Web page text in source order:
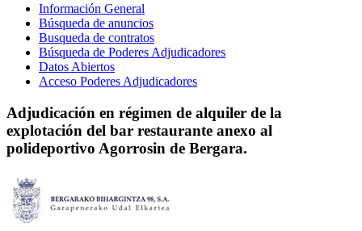
Información General
Búsqueda de anuncios
Busqueda de contratos
Búsqueda de Poderes Adjudicadores
Datos Abiertos
Acceso Poderes Adjudicadores
Adjudicación en régimen de alquiler de la
explotación del bar restaurante anexo al
polideportivo Agorrosin de Bergara.